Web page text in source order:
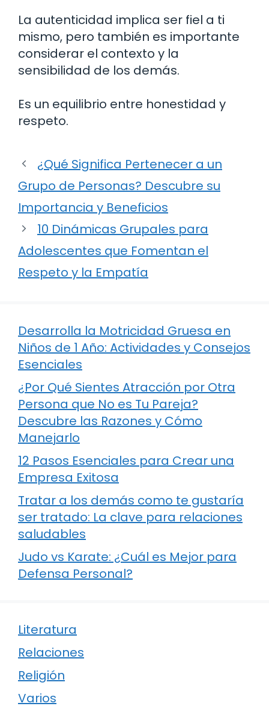
La autenticidad implica ser fiel a ti
mismo, pero también es importante
considerar el contexto y la
sensibilidad de los demás.
Es un equilibrio entre honestidad y
respeto.
¿Qué Significa Pertenecer a un
Grupo de Personas? Descubre su
Importancia y Beneficios
10 Dinámicas Grupales para
Adolescentes que Fomentan el
Respeto y la Empatía
Desarrolla la Motricidad Gruesa en
Niños de 1 Año: Actividades y Consejos
Esenciales
¿Por Qué Sientes Atracción por Otra
Persona que No es Tu Pareja?
Descubre las Razones y Cómo
Manejarlo
12 Pasos Esenciales para Crear una
Empresa Exitosa
Tratar a los demás como te gustaría
ser tratado: La clave para relaciones
saludables
Judo vs Karate: ¿Cuál es Mejor para
Defensa Personal?
Literatura
Relaciones
Religión
Varios